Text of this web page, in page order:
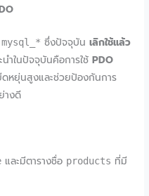
mysql_* ซึ่งปัจจุบันเลิกใช้แล้ว
นำในปัจจุบันคือการใช้PDO
ดหยุ่นสูงและช่วยป้องกันการ
างดี
และมีตารางชื่อ products ที่มี